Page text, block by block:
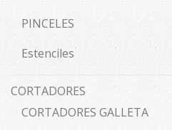
PINCELES
Estenciles
CORTADORES
CORTADORES GALLETA